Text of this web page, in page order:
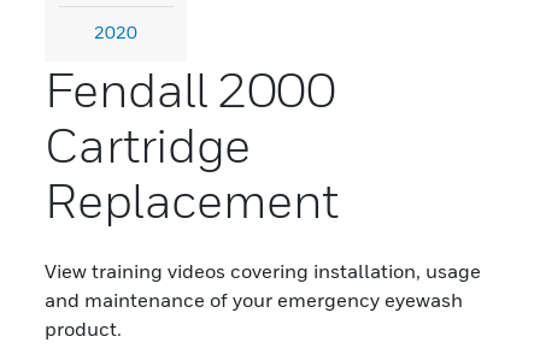
2020
Fendall 2000
Cartridge
Replacement
View training videos covering installation, usage
and maintenance of your emergency eyewash
product.